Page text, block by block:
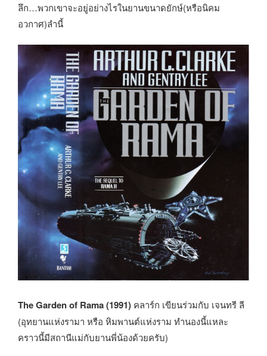
ลึก…พวกเขาจะอยู่อย่างไรในยานขนาดยักษ์(หรือนิคม
อวกาศ)ลำนี้
The Garden of Rama (1991) คลาร์ก เขียนร่วมกับ เจนทรี ลี
(อุทยานแห่งรามา หรือ หิมพานต์แห่งราม ทำนองนี้แหละ
คราวนี้มีสถานีแม่กับยานพี่น้องด้วยครับ)